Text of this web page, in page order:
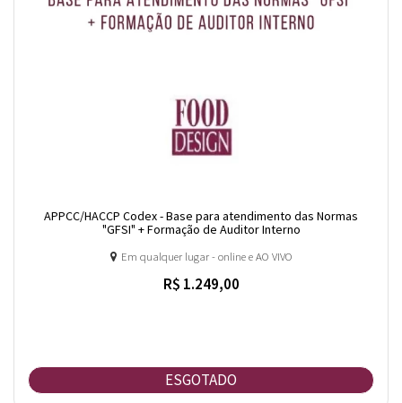
APPCC/HACCP Codex - Base para atendimento das Normas
"GFSI" + Formação de Auditor Interno
Em qualquer lugar - online e AO VIVO
R$ 1.249,00
ESGOTADO